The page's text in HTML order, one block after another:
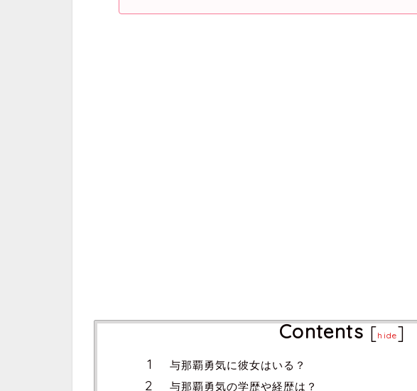
Contents [hide]
与那覇勇気に彼女はいる？
与那覇勇気の学歴や経歴は？